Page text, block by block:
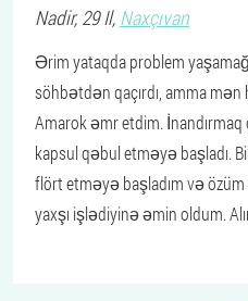
Nadir, 29 Il, Naxçıvan
Ərim yataqda problem
söhbətdən qaçırdı, amma
Amarok əmr etdim.
kapsul qəbul etməyə başladı.
flört etməyə başladım və
yaxşı işlədiyinə əmin oldum.